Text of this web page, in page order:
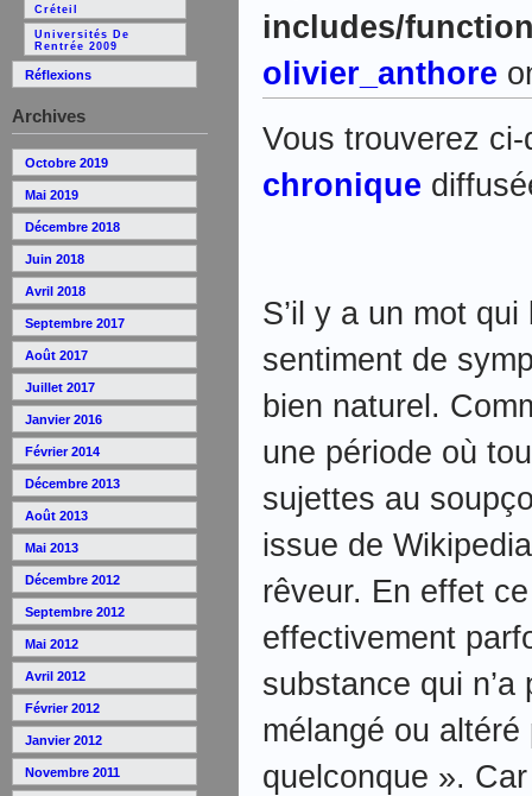
Créteil
Universités De
Rentrée 2009
Réflexions
Archives
Octobre 2019
Mai 2019
Décembre 2018
Juin 2018
Avril 2018
Septembre 2017
Août 2017
Juillet 2017
Janvier 2016
Février 2014
Décembre 2013
Août 2013
Mai 2013
Décembre 2012
Septembre 2012
Mai 2012
Avril 2012
Février 2012
Janvier 2012
Novembre 2011
includes/
olivier_anthore
Vous trouverez
chronique
S’il y a un mot
sentiment de
bien naturel.
une période où
sujettes au
issue de
rêveur. En effet
effectivement
substance qui
mélangé ou
quelconque ».